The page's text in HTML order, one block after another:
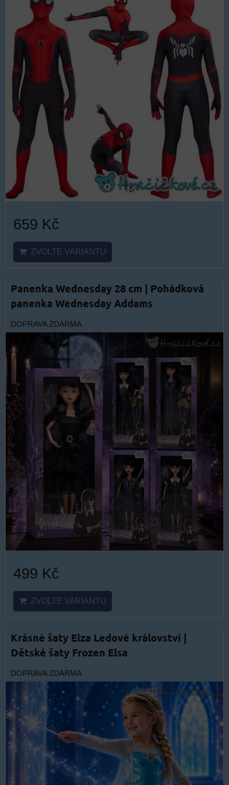
659 Kč
ZVOLTE VARIANTU
Panenka Wednesday 28 cm | Pohádková
panenka Wednesday Addams
DOPRAVA ZDARMA
499 Kč
ZVOLTE VARIANTU
Krásné šaty Elza Ledové království |
Dětské šaty Frozen Elsa
DOPRAVA ZDARMA